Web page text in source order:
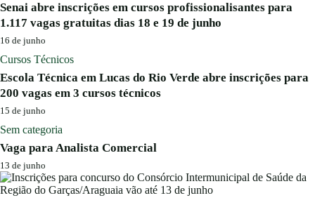
Senai abre inscrições em cursos profissionalisantes para
1.117 vagas gratuitas dias 18 e 19 de junho
16 de junho
Cursos Técnicos
Escola Técnica em Lucas do Rio Verde abre inscrições para
200 vagas em 3 cursos técnicos
15 de junho
Sem categoria
Vaga para Analista Comercial
13 de junho